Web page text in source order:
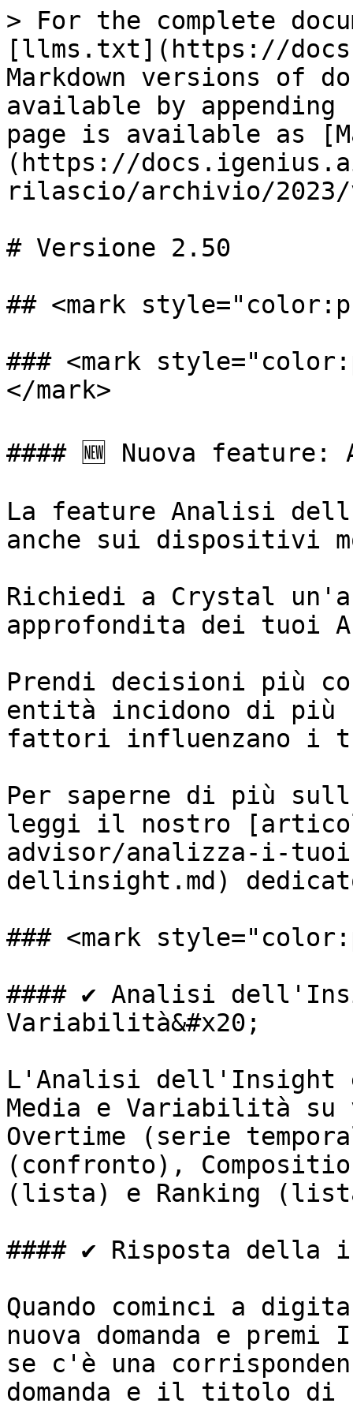
> For the complete
[llms.txt](https://
Markdown versions of
available by
page is available as
(https://
rilascio/archivio/2023/
# Versione 2.50
## <mark
### <mark
</mark>
#### 🆕 Nuova
La feature Analisi
anche sui dispositivi
Richiedi a Crystal
approfondita dei tuoi
Prendi decisioni più
entità incidono di più
fattori influenzano i
Per saperne di più
leggi il nostro
advisor/analizza-i-
dellinsight.md)
### <mark
#### ✔️ Analisi
Variabilità&#x20;
L'Analisi dell'Insight
Media e Variabilità
Overtime (serie
(confronto),
(lista) e Ranking
#### ✔️ Risposta
Quando cominci a
nuova domanda e
se c'è una
domanda e il titolo di